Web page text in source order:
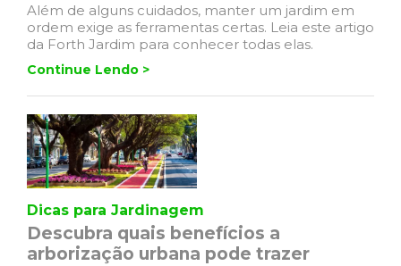
Além de alguns cuidados, manter um jardim em
ordem exige as ferramentas certas. Leia este artigo
da Forth Jardim para conhecer todas elas.
Continue Lendo >
Dicas para Jardinagem
Descubra quais benefícios a
arborização urbana pode trazer